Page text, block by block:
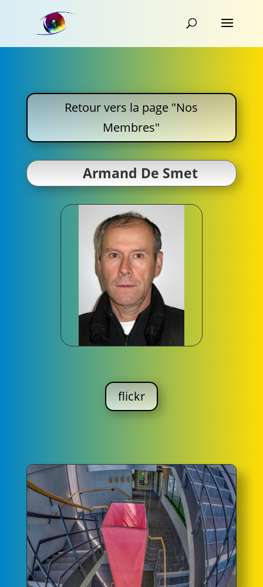
Retour vers la page "Nos
Membres"
Armand De Smet
flickr